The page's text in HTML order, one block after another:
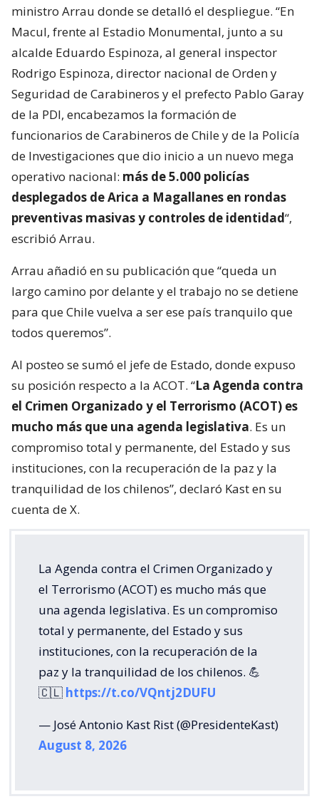
ministro Arrau donde se detalló el despliegue. “En
Macul, frente al Estadio Monumental, junto a su
alcalde Eduardo Espinoza, al general inspector
Rodrigo Espinoza, director nacional de Orden y
Seguridad de Carabineros y el prefecto Pablo Garay
de la PDI, encabezamos la formación de
funcionarios de Carabineros de Chile y de la Policía
de Investigaciones que dio inicio a un nuevo mega
operativo nacional: más de 5.000 policías
desplegados de Arica a Magallanes en rondas
preventivas masivas y controles de identidad“,
escribió Arrau.
Arrau añadió en su publicación que “queda un
largo camino por delante y el trabajo no se detiene
para que Chile vuelva a ser ese país tranquilo que
todos queremos”.
Al posteo se sumó el jefe de Estado, donde expuso
su posición respecto a la ACOT. “La Agenda contra
el Crimen Organizado y el Terrorismo (ACOT) es
mucho más que una agenda legislativa. Es un
compromiso total y permanente, del Estado y sus
instituciones, con la recuperación de la paz y la
tranquilidad de los chilenos”, declaró Kast en su
cuenta de X.
La Agenda contra el Crimen Organizado y
el Terrorismo (ACOT) es mucho más que
una agenda legislativa. Es un compromiso
total y permanente, del Estado y sus
instituciones, con la recuperación de la
paz y la tranquilidad de los chilenos. 💪
🇨🇱 https://t.co/VQntj2DUFU
— José Antonio Kast Rist (@PresidenteKast)
August 8, 2026